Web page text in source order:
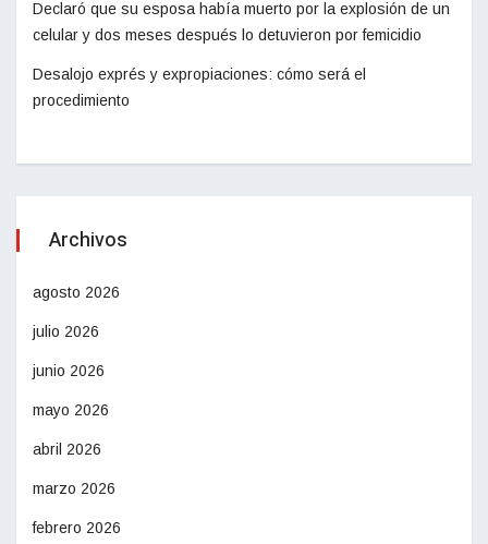
Declaró que su esposa había muerto por la explosión de un
celular y dos meses después lo detuvieron por femicidio
Desalojo exprés y expropiaciones: cómo será el
procedimiento
Archivos
agosto 2026
julio 2026
junio 2026
mayo 2026
abril 2026
marzo 2026
febrero 2026